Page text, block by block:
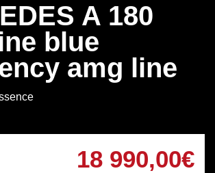
A 180
blue
amg line
18 990,00€